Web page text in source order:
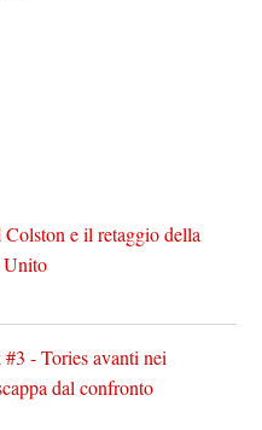
e il retaggio della
Unito
- Tories avanti nei
dal confronto